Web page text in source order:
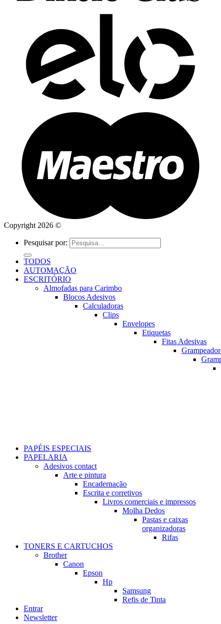
Copyright 2026 ©
Pesquisar por:
TODOS
AUTOMAÇÃO
ESCRITÓRIO
Almofadas para Carimbo
Blocos Adesivos
Calculadoras
Clips
Envelopes
Etiquetas
Fitas Adesivas
PAPÉIS ESPECIAIS
PAPELARIA
Adesivos contact
Arte e pintura
Encadernação
Escrita e corretivos
Livros comerciais e impressos
Molha Dedos
Pastas e caixas
organizadoras
Rifas
TONERS E CARTUCHOS
Brother
Canon
Epson
Hp
Samsung
Refis de Tinta
Entrar
Newsletter